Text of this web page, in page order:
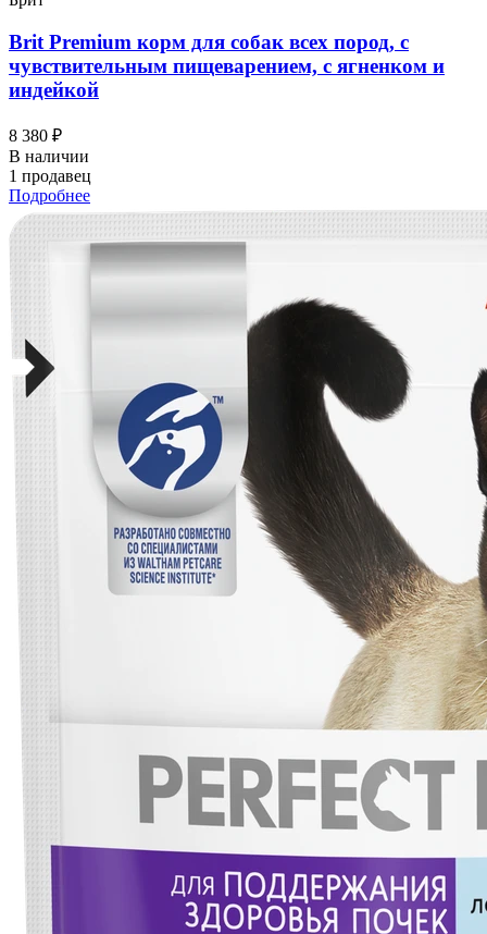
Brit Premium корм для собак всех пород, с
чувствительным пищеварением, с ягненком и
индейкой
8 380 ₽
В наличии
1 продавец
Подробнее